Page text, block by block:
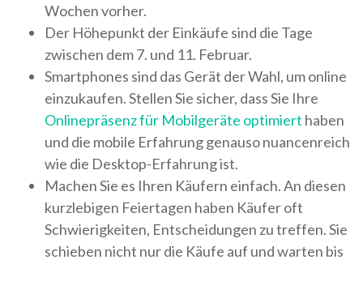
Wochen vorher.
Der Höhepunkt der Einkäufe sind die Tage
zwischen dem 7. und 11. Februar.
Smartphones sind das Gerät der Wahl, um online
einzukaufen. Stellen Sie sicher, dass Sie Ihre
Onlinepräsenz für Mobilgeräte optimiert haben
und die mobile Erfahrung genauso nuancenreich
wie die Desktop-Erfahrung ist.
Machen Sie es Ihren Käufern einfach. An diesen
kurzlebigen Feiertagen haben Käufer oft
Schwierigkeiten, Entscheidungen zu treffen. Sie
schieben nicht nur die Käufe auf und warten bis